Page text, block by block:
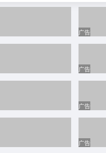
温州盛广机电有限公司
知跃学社
艾然美容店
温州市梦嘉汽车服务有限公司
瑞安市叁味园农业科技有限公司
广告
广告
广告
广告